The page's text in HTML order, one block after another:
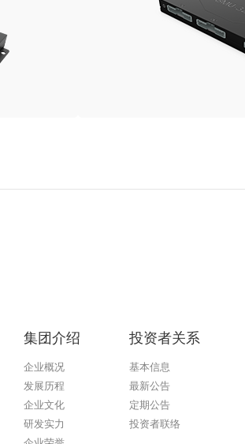
集团介绍
企业概况
发展历程
企业文化
研发实力
投资者关系
基本信息
最新公告
定期公告
投资者联络